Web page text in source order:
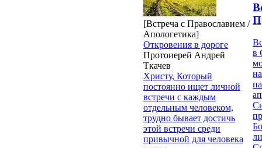
[Встреча с Православием /
Апологетика]
Откровения в дороге
Протоиерей Андрей
Ткачев
Христу, Который
постоянно ищет личной
встречи с каждым
отдельным человеком,
трудно бывает достичь
этой встречи среди
привычной для человека
в